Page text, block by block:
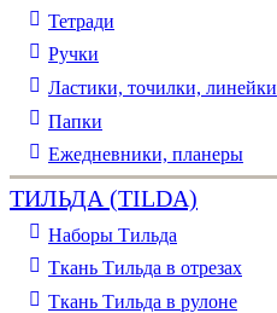
Тетради
Ручки
Ластики, точилки, линейки
Папки
Ежедневники, планеры
ТИЛЬДА (TILDA)
Наборы Тильда
Ткань Тильда в отрезах
Ткань Тильда в рулоне